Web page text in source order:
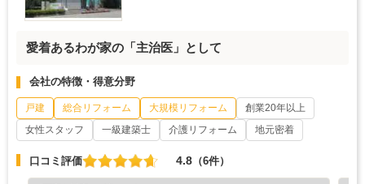
愛着あるわが家の「主治医」として
会社の特徴・得意分野
戸建 総合リフォーム 大規模リフォーム
創業20年以上
女性スタッフ
一級建築士 介護リフォーム 地元密着
口コミ評価 4.8 （6件）